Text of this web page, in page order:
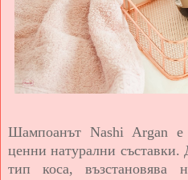
Шампоанът Nashi Argan е
ценни натурални съставки.
тип коса, възстановява